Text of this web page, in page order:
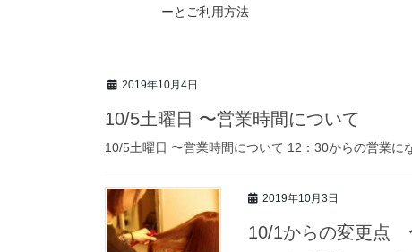
ーとご利用方法
2019年10月4日
10/5土曜日 〜営業時間について
10/5土曜日 〜営業時間について 12：30からの営業に
2019年10月3日
10/1からの変更点